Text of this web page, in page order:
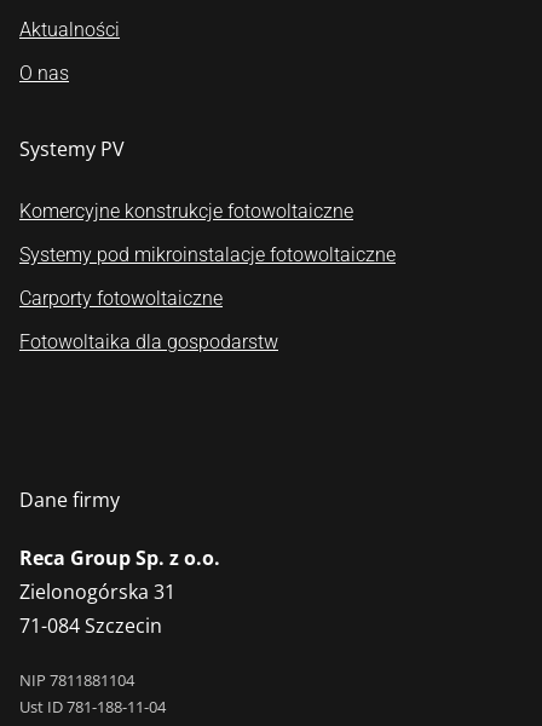
Aktualności
O nas
Systemy PV
Komercyjne konstrukcje fotowoltaiczne
Systemy pod mikroinstalacje fotowoltaiczne
Carporty fotowoltaiczne
Fotowoltaika dla gospodarstw
Dane firmy
Reca Group Sp. z o.o.
Zielonogórska 31
71-084 Szczecin
NIP 7811881104
Ust ID 781-188-11-04